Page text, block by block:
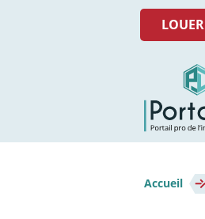
Menu
LOUER
d'Ariane
Accueil